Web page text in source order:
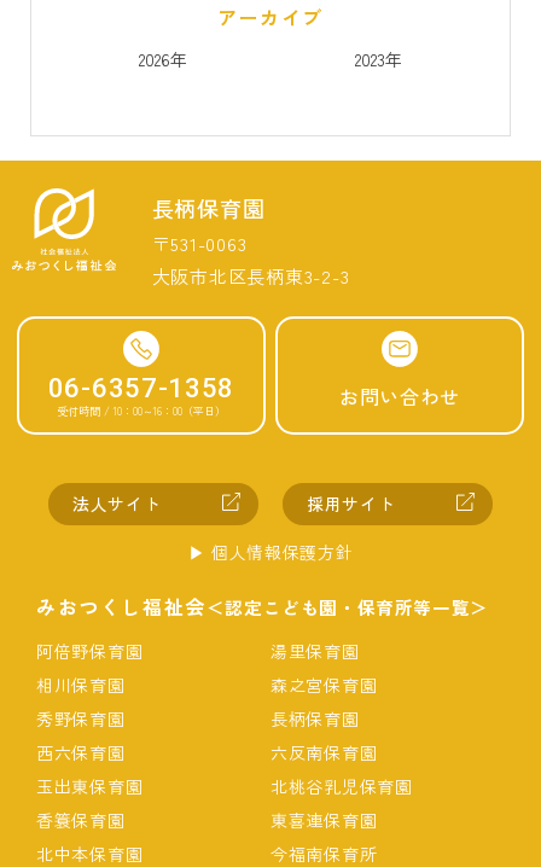
アーカイブ
2026年 2023年
長柄保育園
〒531-0063
大阪市北区長柄東3-2-3
06-6357-1358
受付時間 / 10：00～16：00（平日）
お問い合わせ
法人サイト
採用サイト
▶︎ 個人情報保護方針
みおつくし福祉会＜認定こども園・保育所等一覧＞
阿倍野保育園
湯里保育園
相川保育園
森之宮保育園
秀野保育園
長柄保育園
西六保育園
六反南保育園
玉出東保育園
北桃谷乳児保育園
香簑保育園
東喜連保育園
北中本保育園
今福南保育所